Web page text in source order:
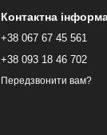
Контактна
+38 067 67 45 561
+38 093 18 46 702
Передзвонити вам?